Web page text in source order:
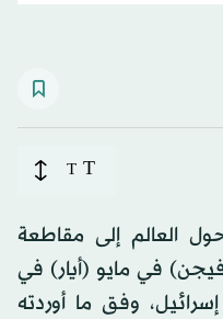
T
T
العالم إلى مقاطعة
في مايو (أيار) في
وفق ما أوردته